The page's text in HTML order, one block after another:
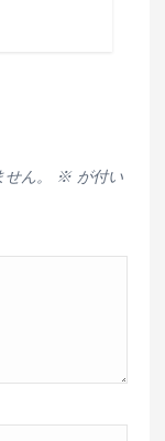
ん。 ※が付い